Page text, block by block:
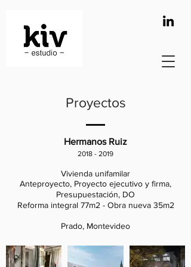
Hermanos Ruiz
2018 - 2019
Vivienda unifamilar
Anteproyecto, Proyecto ejecutivo y firma,
Presupuestación, DO
Reforma integral 77m2 - Obra nueva 35m2
Prado, Montevideo
Proyectos